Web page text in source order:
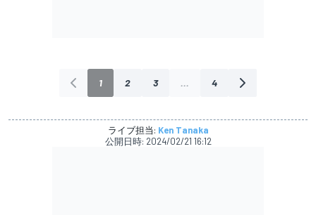
1 2 3 ... 4
ライブ担当: Ken Tanaka
公開日時: 2024/02/21 16:12